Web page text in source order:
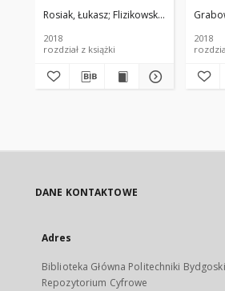
Rosiak, Łukasz Flizikowski, Józef. Red.
2018
rozdział z książki
2018
DANE KONTAKTOWE
Adres
Biblioteka Główna Politechniki
Repozytorium Cyfrowe